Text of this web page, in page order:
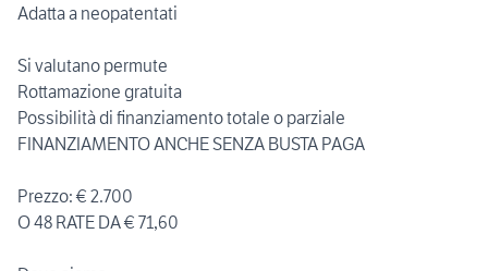
Adatta a neopatentati
Si valutano permute
Rottamazione gratuita
Possibilità di finanziamento totale o parziale
FINANZIAMENTO ANCHE SENZA BUSTA PAGA
Prezzo: € 2.700
O 48 RATE DA € 71,60